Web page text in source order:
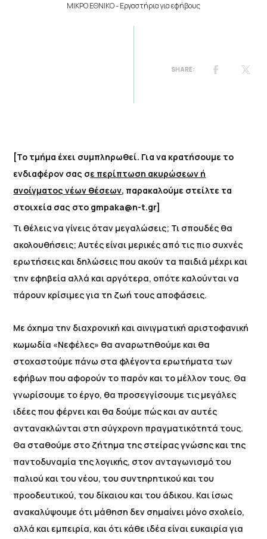
ΜΙΚΡΟ ΕΘΝΙΚΟ- Εργαστήρια για εφήβους
[Το τμήμα έχει συμπληρωθεί. Για να κρατήσουμε το
ενδιαφέρον σας σε περίπτωση ακυρώσεων ή
ανοίγματος νέων θέσεων, παρακαλούμε στείλτε τα
στοιχεία σας στο gmpaka@n-t.gr]
Τι θέλεις να γίνεις όταν μεγαλώσεις; Τι σπουδές θα
ακολουθήσεις; Αυτές είναι μερικές από τις πιο συχνές
ερωτήσεις και δηλώσεις που ακούν τα παιδιά μέχρι και
την εφηβεία αλλά και αργότερα, οπότε καλούνται να
πάρουν κρίσιμες για τη ζωή τους αποφάσεις.
Με όχημα την διαχρονική και αινιγματική αριστοφανική
κωμωδία «Νεφέλες» θα αναρωτηθούμε και θα
στοχαστούμε πάνω στα φλέγοντα ερωτήματα των
εφήβων που αφορούν το παρόν και το μέλλον τους. Θα
γνωρίσουμε το έργο, θα προσεγγίσουμε τις μεγάλες
ιδέες που φέρνει και θα δούμε πώς και αν αυτές
αντανακλώνται στη σύγχρονη πραγματικότητά τους.
Θα σταθούμε στο ζήτημα της στείρας γνώσης και της
παντοδυναμία της λογικής, στον ανταγωνισμό του
παλιού και του νέου, του συντηρητικού και του
προοδευτικού, του δίκαιου και του άδικου. Και ίσως
ανακαλύψουμε ότι μάθηση δεν σημαίνει μόνο σχολείο,
αλλά και εμπειρία, και ότι κάθε ιδέα είναι ευκαιρία για